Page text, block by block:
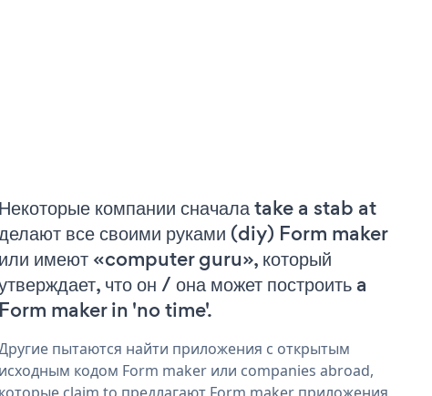
Некоторые компании сначала take a stab at
все своими руками (diy) Form maker
или имеют «computer guru», который
что он / она может построить a
Form maker in 'no time'.
пытаются найти приложения с открытым
исходным кодом Form maker или companies abroad,